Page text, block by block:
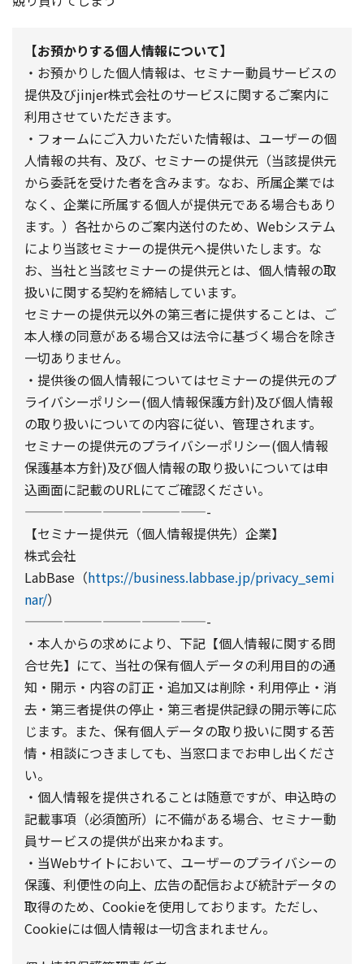
【お預かりする個人情報について】
・お預かりした個人情報は、セミナー動員サービスの
提供及びjinjer株式会社のサービスに関するご案内に
利用させていただきます。
・フォームにご入力いただいた情報は、ユーザーの個
人情報の共有、及び、セミナーの提供元（当該提供元
から委託を受けた者を含みます。なお、所属企業では
なく、企業に所属する個人が提供元である場合もあり
ます。）各社からのご案内送付のため、Webシステム
により当該セミナーの提供元へ提供いたします。な
お、当社と当該セミナーの提供元とは、個人情報の取
扱いに関する契約を締結しています。
セミナーの提供元以外の第三者に提供することは、ご
本人様の同意がある場合又は法令に基づく場合を除き
一切ありません。
・提供後の個人情報についてはセミナーの提供元のプ
ライバシーポリシー(個人情報保護方針)及び個人情報
の取り扱いについての内容に従い、管理されます。
セミナーの提供元のプライバシーポリシー(個人情報
保護基本方針)及び個人情報の取り扱いについては申
込画面に記載のURLにてご確認ください。
——————————————-
【セミナー提供元（個人情報提供先）企業】
株式会社
LabBase（https://business.labbase.jp/privacy_semi
nar/）
——————————————-
・本人からの求めにより、下記【個人情報に関する問
合せ先】にて、当社の保有個人データの利用目的の通
知・開示・内容の訂正・追加又は削除・利用停止・消
去・第三者提供の停止・第三者提供記録の開示等に応
じます。また、保有個人データの取り扱いに関する苦
情・相談につきましても、当窓口までお申し出くださ
い。
・個人情報を提供されることは随意ですが、申込時の
記載事項（必須箇所）に不備がある場合、セミナー動
員サービスの提供が出来かねます。
・当Webサイトにおいて、ユーザーのプライバシーの
保護、利便性の向上、広告の配信および統計データの
取得のため、Cookieを使用しております。ただし、
Cookieには個人情報は一切含まれません。